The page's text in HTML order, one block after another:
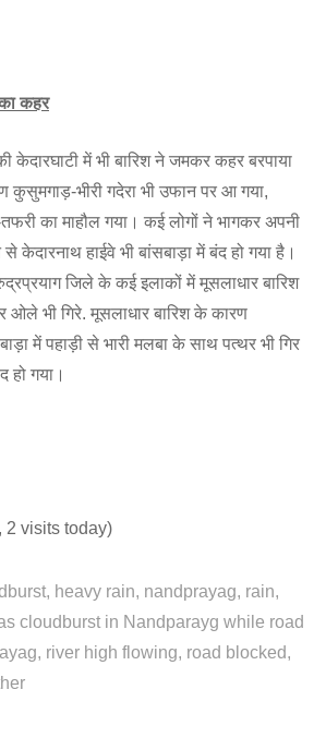
का कहर
केदारघाटी में भी बारिश ने जमकर कहर बरपाया
कुसुमगाड़-भीरी गदेरा भी उफान पर आ गया,
का माहौल गया। कई लोगों ने भागकर अपनी
केदारनाथ हाईवे भी बांसबाड़ा में बंद हो गया है।
जिले के कई इलाकों में मूसलाधार बारिश
ओले भी गिरे. मूसलाधार बारिश के कारण
में पहाड़ी से भारी मलबा के साथ पत्थर भी गिर
हो गया।
2 visits today)
heavy rain nandprayag rain
cloudburst in Nandparayg while road
river high flowing road blocked